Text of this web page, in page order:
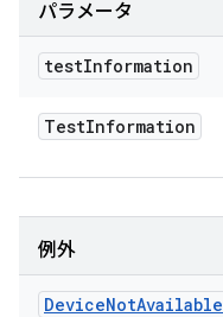
パラメータ
testInformation
TestInformation
例外
DeviceNotAvailable